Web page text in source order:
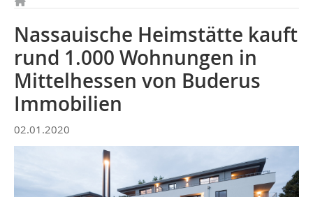
Nassauische Heimstätte kauft
rund 1.000 Wohnungen in
Mittelhessen von Buderus
Immobilien
02.01.2020